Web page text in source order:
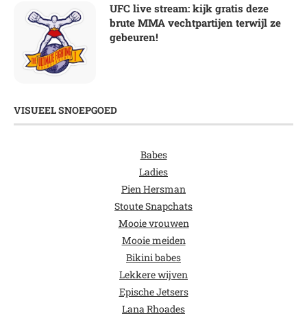
UFC live stream: kijk gratis deze
brute MMA vechtpartijen terwijl ze
gebeuren!
VISUEEL SNOEPGOED
Babes
Ladies
Pien Hersman
Stoute Snapchats
Mooie vrouwen
Mooie meiden
Bikini babes
Lekkere wijven
Epische Jetsers
Lana Rhoades